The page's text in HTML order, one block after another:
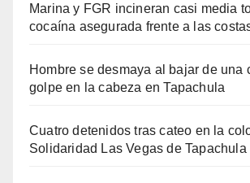
Marina y FGR incineran casi media
cocaína asegurada frente a las
Hombre se desmaya al bajar de una
golpe en la cabeza en Tapachula
Cuatro detenidos tras cateo en la
Solidaridad Las Vegas de Tapachula